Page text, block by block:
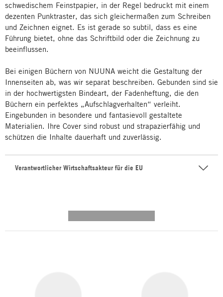
schwedischem Feinstpapier, in der Regel bedruckt mit einem
dezenten Punktraster, das sich gleichermaßen zum Schreiben
und Zeichnen eignet. Es ist gerade so subtil, dass es eine
Führung bietet, ohne das Schriftbild oder die Zeichnung zu
beeinflussen.
Bei einigen Büchern von NUUNA weicht die Gestaltung der
Innenseiten ab, was wir separat beschreiben. Gebunden sind sie
in der hochwertigsten Bindeart, der Fadenheftung, die den
Büchern ein perfektes „Aufschlagverhalten“ verleiht.
Eingebunden in besondere und fantasievoll gestaltete
Materialien. Ihre Cover sind robust und strapazierfähig und
schützen die Inhalte dauerhaft und zuverlässig.
Verantwortlicher Wirtschaftsakteur für die EU